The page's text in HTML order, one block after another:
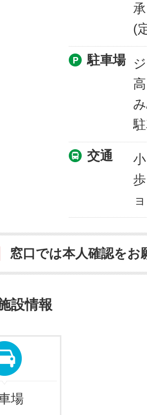
(
駐車場
交通
窓口では本人確認をお
設情報
場